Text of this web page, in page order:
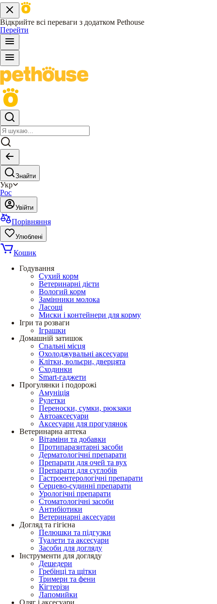
Відкрийте всі переваги з додатком Pethouse
Перейти
Знайти
Укр
Рос
Увійти
Порівняння
Улюблені
Кошик
Годування
Сухий корм
Ветеринарні дієти
Вологий корм
Замінники молока
Ласощі
Миски і контейнери для корму
Ігри та розваги
Іграшки
Домашній затишок
Спальні місця
Охолоджувальні аксесуари
Клітки, вольєри, дверцята
Сходинки
Smart-гаджети
Прогулянки і подорожі
Амуніція
Рулетки
Переноски, сумки, рюкзаки
Автоаксесуари
Аксесуари для прогулянок
Ветеринарна аптека
Вітаміни та добавки
Протипаразитарні засоби
Дерматологічні препарати
Препарати для очей та вух
Препарати для суглобів
Гастроентерологічні препарати
Серцево-судинні препарати
Урологічні препарати
Стоматологічні засоби
Антибіотики
Ветеринарні аксесуари
Догляд та гігієна
Пелюшки та підгузки
Туалети та аксесуари
Засоби для догляду
Інструменти для догляду
Дешедери
Гребінці та щітки
Тримери та фени
Кігтерізи
Лапомийки
Одяг і аксесуари